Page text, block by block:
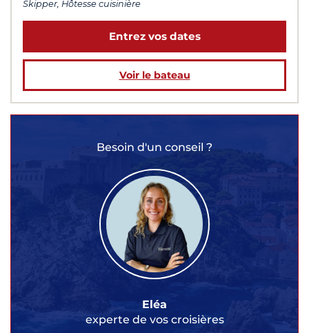
Skipper, Hôtesse cuisinière
Entrez vos dates
Voir le bateau
Besoin d'un conseil ?
Eléa
experte de vos croisières